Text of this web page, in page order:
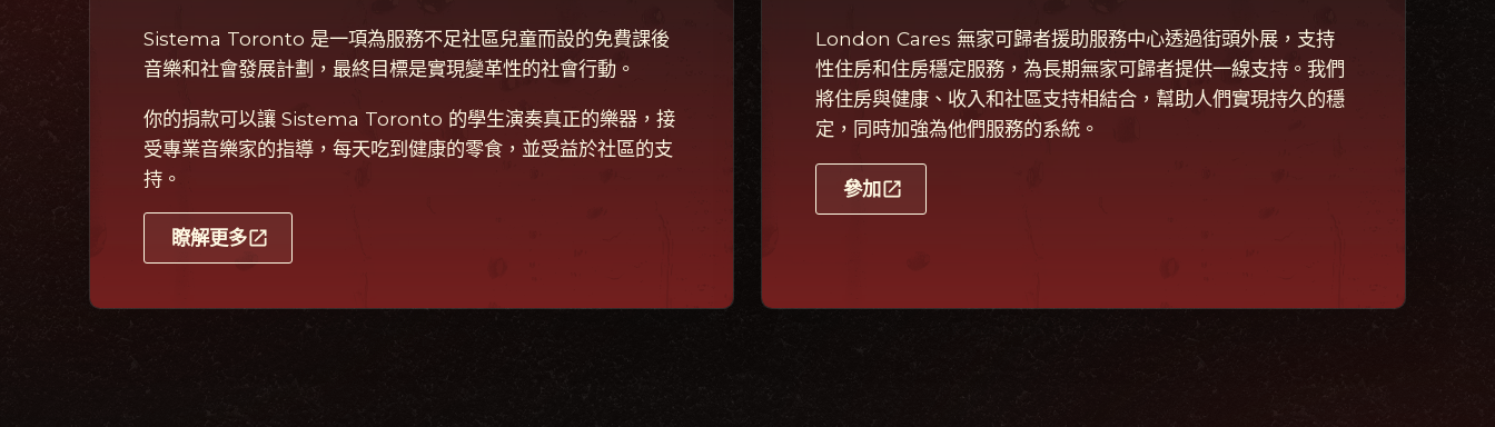
Sistema Toronto 是一項為服務不足社區兒童而設的免費課後
音樂和社會發展計劃，最終目標是實現變革性的社會行動。
你的捐款可以讓 Sistema Toronto 的學生演奏真正的樂器，接
受專業音樂家的指導，每天吃到健康的零食，並受益於社區的支
持。
瞭解更多
London Cares 無家可歸者援助服務中心透過街頭外展，支持
性住房和住房穩定服務，為長期無家可歸者提供一線支持。我們
將住房與健康、收入和社區支持相結合，幫助人們實現持久的穩
定，同時加強為他們服務的系統。
參加